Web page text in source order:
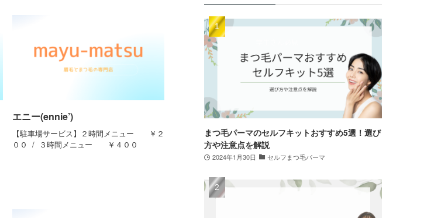
エニー(ennie’)
【駐車場サービス】２時間メニュー ￥２
００ / ３時間メニュー ￥４００
まつ毛パーマのセルフキットおすすめ5選！選び
方や注意点を解説
2024年1月30日 セルフまつ毛パーマ